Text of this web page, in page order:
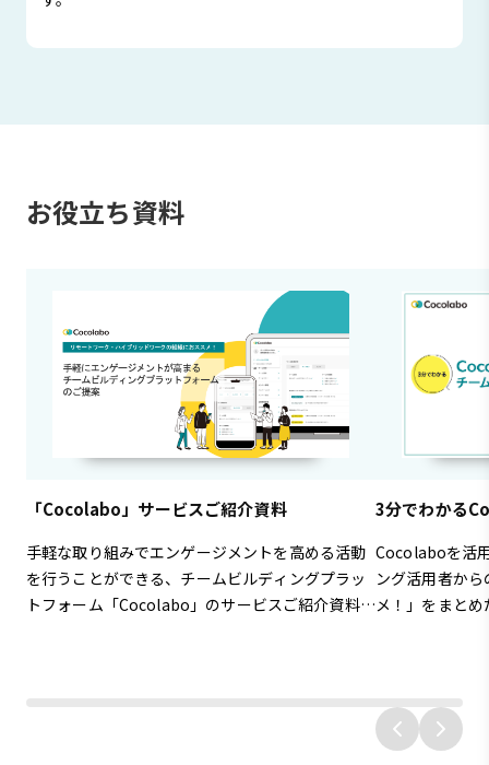
お役立ち資料
「Cocolabo」サービスご紹介資料
手軽な取り組みでエンゲージメントを高める活動
を行うことができる、チームビルディングプラッ
トフォーム「Cocolabo」のサービスご紹介資料で
3分でわかる
Cocolaboを活
ング活用者か
メ！」をまと